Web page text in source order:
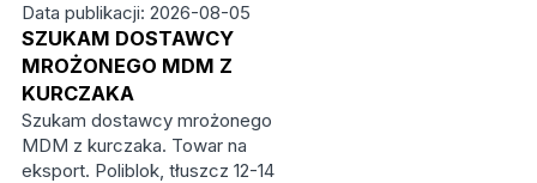
Data publikacji: 2026-08-05
SZUKAM DOSTAWCY
MROŻONEGO MDM Z
KURCZAKA
Szukam dostawcy mrożonego
MDM z kurczaka. Towar na
eksport. Poliblok, tłuszcz 12-14